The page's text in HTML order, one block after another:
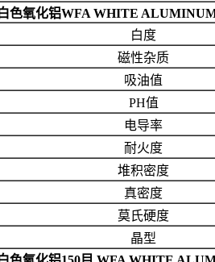
色氧化铝WFA WHITE
白度
磁性杂质
吸油值
PH值
电导率
耐火度
堆积密度
真密度
莫氏硬度
晶型